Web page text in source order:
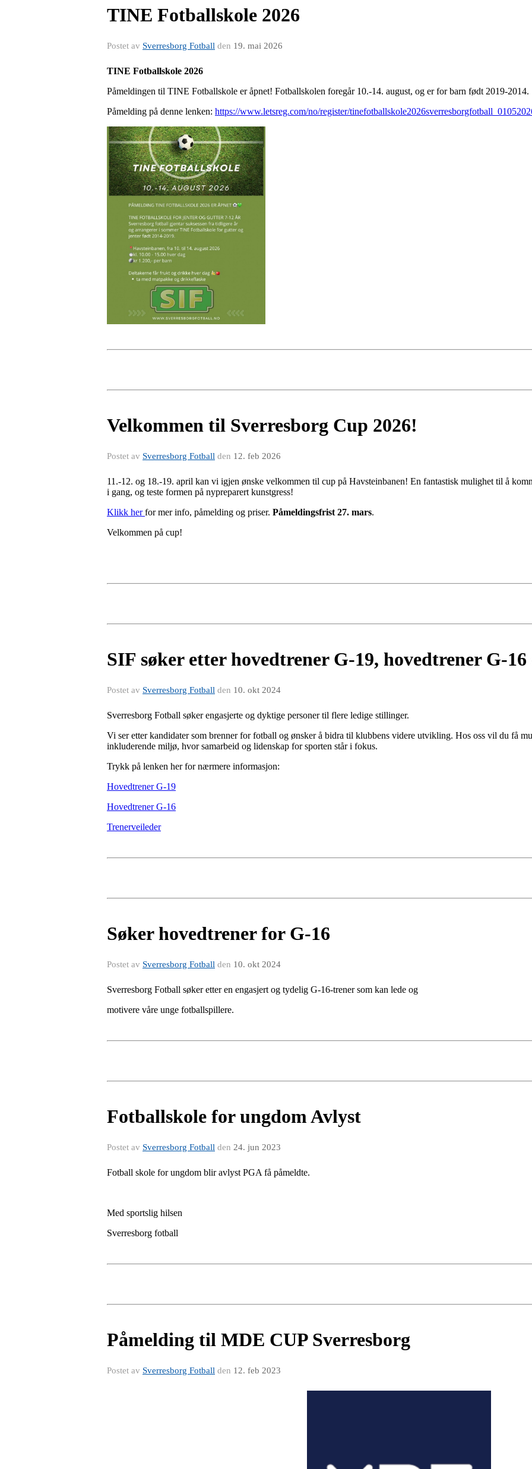
TINE Fotballskole 2026
Postet av Sverresborg Fotball den 19. mai 2026
TINE Fotballskole 2026
Påmeldingen til TINE Fotballskole er åpnet! Fotballskolen foregår 10.-14. august, og er for barn født 2019-2014.
Påmelding på denne lenken: https://www.letsreg.com/no/register/
Velkommen til Sverresborg Cup 2026!
Postet av Sverresborg Fotball den 12. feb 2026
11.-12. og 18.-19. april kan vi igjen ønske velkommen til cup på Havsteinbanen! En fantastisk mulighet til å
i gang, og teste formen på nypreparert kunstgress!
Klikk herfor mer info, påmelding og priser. Påmeldingsfrist 27. mars.
Velkommen på cup!
SIF søker etter hovedtrener G-19, hovedtrener G-
Postet av Sverresborg Fotball den 10. okt 2024
Sverresborg Fotball søker engasjerte og dyktige personer til flere ledige stillinger.
Vi ser etter kandidater som brenner for fotball og ønsker å bidra til klubbens videre utvikling. Hos oss vil du få
inkluderende miljø, hvor samarbeid og lidenskap for sporten står i fokus.
Trykk på lenken her for nærmere informasjon:
Hovedtrener G-19
Hovedtrener G-16
Trenerveileder
Søker hovedtrener for G-16
Postet av Sverresborg Fotball den 10. okt 2024
Sverresborg Fotball søker etter en engasjert og tydelig G-16-trener som kan lede og
motivere våre unge fotballspillere.
Fotballskole for ungdom Avlyst
Postet av Sverresborg Fotball den 24. jun 2023
Fotball skole for ungdom blir avlyst PGA få påmeldte.
Med sportslig hilsen
Sverresborg fotball
Påmelding til MDE CUP Sverresborg
Postet av Sverresborg Fotball den 12. feb 2023